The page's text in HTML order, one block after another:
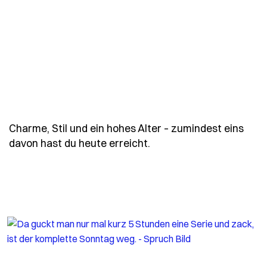
Charme, Stil und ein hohes Alter – zumindest eins
davon hast du heute erreicht.